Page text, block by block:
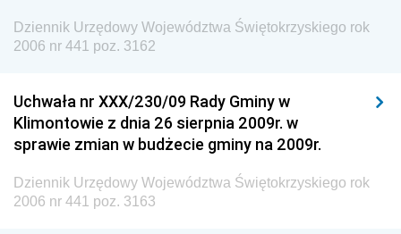
Dziennik Urzędowy Województwa Świętokrzyskiego rok
2006 nr 441 poz. 3162
Uchwała nr XXX/230/09 Rady Gminy w
Klimontowie z dnia 26 sierpnia 2009r. w
sprawie zmian w budżecie gminy na 2009r.
Dziennik Urzędowy Województwa Świętokrzyskiego rok
2006 nr 441 poz. 3163